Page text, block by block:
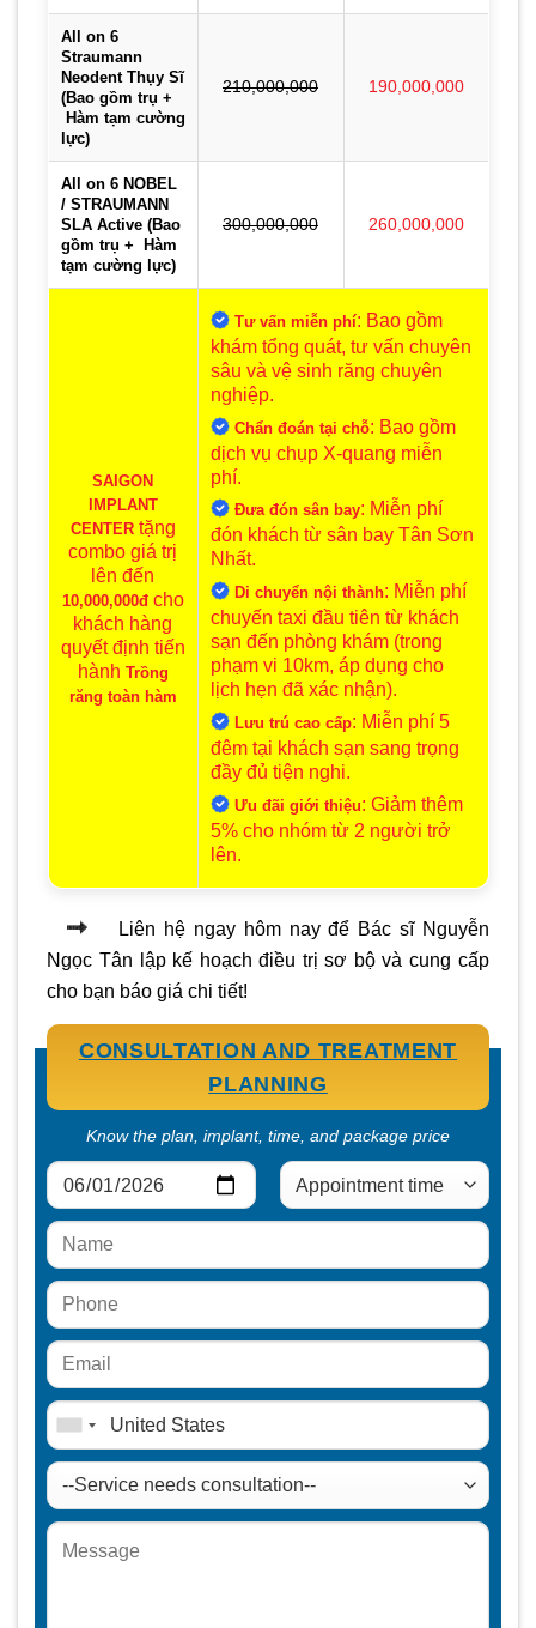
All on 6
Straumann
Neodent Thụy Sĩ
(Bao gồm trụ +
Hàm tạm cường
lực)
210,000,000 190,000,000
All on 6 NOBEL
/ STRAUMANN
SLA Active (Bao
gồm trụ + Hàm
tạm cường lực)
300,000,000 260,000,000
SAIGON
IMPLANT
CENTERtặng
combo giá trị
lên đến
10,000,000đcho
khách hàng
quyết định tiến
hành Trồng
răng toàn hàm
Tư vấn miễn phí: Bao gồm
khám tổng quát, tư vấn chuyên
sâu và vệ sinh răng chuyên
nghiệp.
Chẩn đoán tại chỗ: Bao gồm
dịch vụ chụp X-quang miễn
phí.
Đưa đón sân bay: Miễn phí
đón khách từ sân bay Tân Sơn
Nhất.
Di chuyển nội thành: Miễn phí
chuyến taxi đầu tiên từ khách
sạn đến phòng khám (trong
phạm vi 10km, áp dụng cho
lịch hẹn đã xác nhận).
Lưu trú cao cấp: Miễn phí 5
đêm tại khách sạn sang trọng
đầy đủ tiện nghi.
Ưu đãi giới thiệu: Giảm thêm
5% cho nhóm từ 2 người trở
lên.
Liên hệ ngay hôm nay để Bác sĩ Nguyễn
Ngọc Tân lập kế hoạch điều trị sơ bộ và cung cấp
cho bạn báo giá chi tiết!
CONSULTATION AND TREATMENT
PLANNING
Know the plan, implant, time, and package price